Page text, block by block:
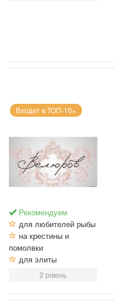
Входит в ТОП-10+
Рекомендуем
для любителей рыбы
на крестины и
помолвки
для элиты
2 рівень